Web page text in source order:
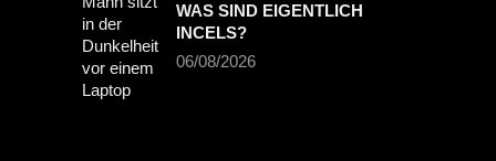
WAS SIND EIGENTLICH
INCELS?
06/08/2026